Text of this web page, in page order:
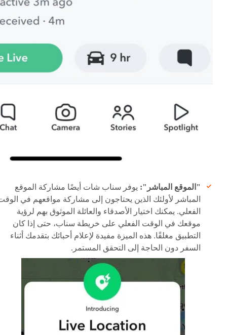
"الموقع المباشر": يوفر سناب شات أيضًا مشاركة الموقع
المباشر لأولئك الذين يحتاجون إلى مشاركة مواقعهم في
الفعلي. يمكنك اختيار الأصدقاء والعائلة الموثوق بهم لرؤية
موقعك في الوقت الفعلي على خريطة سناب، حتى إذا كان
التطبيق مغلقًا. هذه الميزة مفيدة لإعلام أحبائك بتقدمك أثناء
السفر دون الحاجة إلى التحقق المستمر.